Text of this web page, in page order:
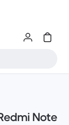
Note